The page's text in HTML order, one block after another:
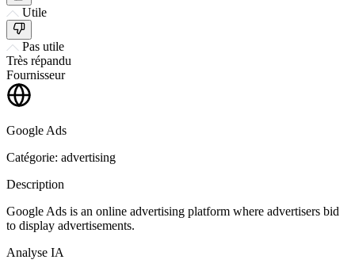
Utile
Pas utile
Très répandu
Fournisseur
Google Ads
Catégorie: advertising
Description
Google Ads is an online advertising platform where advertisers bid
to display advertisements.
Analyse IA